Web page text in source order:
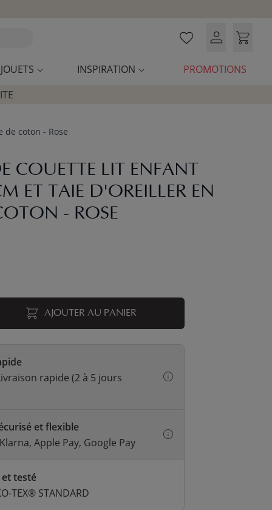
JOUETS INSPIRATION
PROMOTIONS
de coton - Rose
COUETTE LIT ENFANT
ET TAIE D'OREILLER EN
- ROSE
AJOUTER AU PANIER
rapide (2 à 5 jours
et flexible
Apple Pay, Google Pay
testé
TEX® STANDARD